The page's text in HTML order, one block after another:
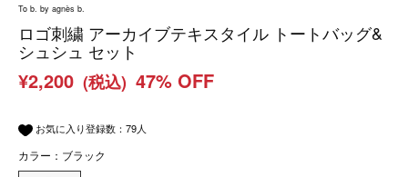
To b. by agnès b.
ロゴ刺繍 アーカイブテキスタイル トートバッグ&
シュシュ セット
¥2,200 (税込) 47% OFF
お気に入り登録数： 79人
カラー：ブラック